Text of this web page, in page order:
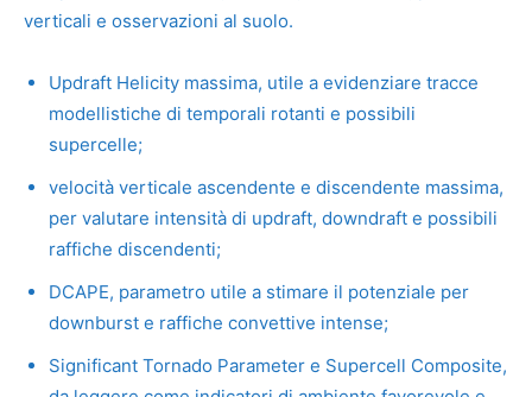
verticali e osservazioni al suolo.
Updraft Helicity massima, utile a evidenziare tracce
modellistiche di temporali rotanti e possibili
supercelle;
velocità verticale ascendente e discendente massima,
per valutare intensità di updraft, downdraft e possibili
raffiche discendenti;
DCAPE, parametro utile a stimare il potenziale per
downburst e raffiche convettive intense;
Significant Tornado Parameter e Supercell Composite,